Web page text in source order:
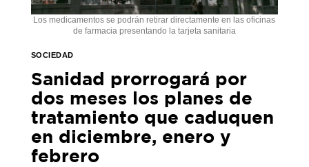
Los medicamentos se podrán retirar directamente en las oficinas
de farmacia presentando la tarjeta sanitaria
SOCIEDAD
Sanidad prorrogará por
dos meses los planes de
tratamiento que caduquen
en diciembre, enero y
febrero